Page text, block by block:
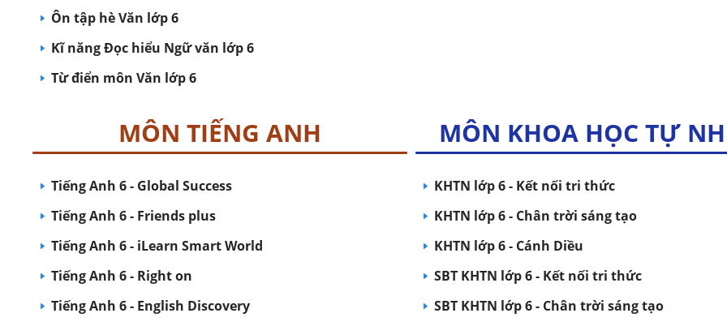
Ôn tập hè Văn lớp 6
Kĩ năng Đọc hiểu Ngữ văn lớp 6
Từ điển môn Văn lớp 6
MÔN TIẾNG ANH
Tiếng Anh 6 - Global Success
Tiếng Anh 6 - Friends plus
Tiếng Anh 6 - iLearn Smart World
Tiếng Anh 6 - Right on
Tiếng Anh 6 - English Discovery
MÔN KHOA HỌC TỰ
KHTN lớp 6 - Kết nối tri thức
KHTN lớp 6 - Chân trời sáng tạo
KHTN lớp 6 - Cánh Diều
SBT KHTN lớp 6 - Kết nối tri thức
SBT KHTN lớp 6 - Chân trời sáng tạo